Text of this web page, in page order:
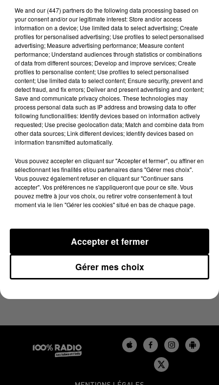
Lecture (1 min 14 sec)
100%
1er novembre 2024 - 1 min 14 sec
L'AGENDA DU GERS DU 01/11/2024 À 10H42
We and our (447) partnersdo the following data processing based on
your consent and/or our legitimate interest: Store and/or access
information on a device; Use limited data to select advertising; Create
profiles for personalised advertising; Use profiles to select personalised
advertising; Measure advertising performance; Measure content
performance; Understand audiences through statistics or combinations
of data from different sources; Develop and improve services; Create
profiles to personalise content; Use profiles to select personalised
content; Use limited data to select content; Ensure security, prevent and
detect fraud, and fix errors; Deliver and present advertising and content;
Save and communicate privacy choices. These technologies may
process personal data such as IP address and browsing data to offer
following functionalities: Identify devices based on information actively
requested; Use precise geolocation data; Match and combine data from
other data sources; Link different devices; Identify devices based on
information transmitted automatically.
Vous pouvez accepter en cliquant sur "Accepter et fermer", ou affiner en
sélectionnant les finalités et/ou partenaires dans "Gérer mes choix".
Vous pouvez également refuser en cliquant sur "Continuer sans
accepter". Vos préférences ne s'appliqueront que pour ce site. Vous
pouvez mettre à jour vos choix, ou retirer votre consentement à tout
moment via le lien "Gérer les cookies" situé en bas de chaque page.
Gérer mes choix
Accepter et fermer